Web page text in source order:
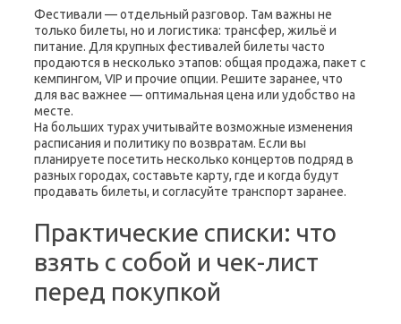
Фестивали — отдельный разговор. Там важны не
только билеты, но и логистика: трансфер, жильё и
питание. Для крупных фестивалей билеты часто
продаются в несколько этапов: общая продажа, пакет с
кемпингом, VIP и прочие опции. Решите заранее, что
для вас важнее — оптимальная цена или удобство на
месте.
На больших турах учитывайте возможные изменения
расписания и политику по возвратам. Если вы
планируете посетить несколько концертов подряд в
разных городах, составьте карту, где и когда будут
продавать билеты, и согласуйте транспорт заранее.
Практические списки: что
взять с собой и чек-лист
перед покупкой